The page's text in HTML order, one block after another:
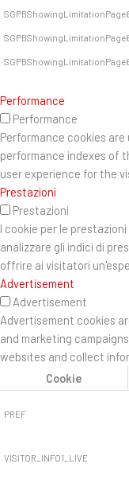
Performance
Performance
Performance cookies
performance indexes of
user experience for the
Prestazioni
Prestazioni
I cookie per le
analizzare gli indici di
offrire ai visitatori
Advertisement
Advertisement
Advertisement cookies
and marketing
websites and collect
Cookie
PREF
VISITOR_INFO1_LIVE